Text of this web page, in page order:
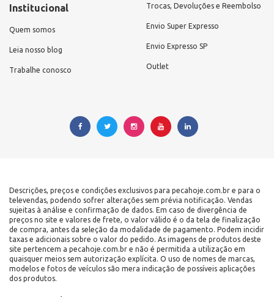
Institucional
Quem somos
Leia nosso blog
Trabalhe conosco
Trocas, Devoluções e Reembolso
Envio Super Expresso
Envio Expresso SP
Outlet
Descrições, preços e condições exclusivos para pecahoje.com.br e para o
televendas, podendo sofrer alterações sem prévia notificação. Vendas
sujeitas à análise e confirmação de dados. Em caso de divergência de
preços no site e valores de frete, o valor válido é o da tela de finalização
de compra, antes da seleção da modalidade de pagamento. Podem incidir
taxas e adicionais sobre o valor do pedido. As imagens de produtos deste
site pertencem a pecahoje.com.br e não é permitida a utilização em
quaisquer meios sem autorização explícita. O uso de nomes de marcas,
modelos e fotos de veículos são mera indicação de possíveis aplicações
dos produtos.